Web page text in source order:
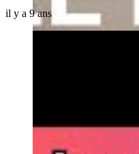
il y a 9 ans